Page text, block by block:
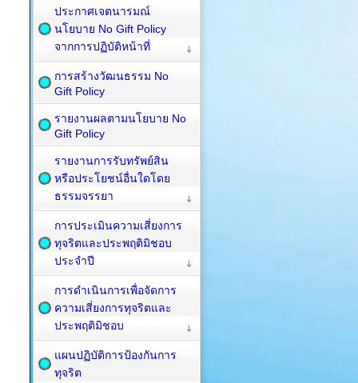
ประกาศเจตนารมณ์
นโยบาย No Gift Policy
จากการปฏิบัติหน้าที่
การสร้างวัฒนธรรม No
Gift Policy
รายงานผลตามนโยบาย No
Gift Policy
รายงานการรับทรัพย์สิน
หรือประโยชน์อื่นใดโดย
ธรรมจรรยา
การประเมินความเสี่ยงการ
ทุจริตและประพฤติมิชอบ
ประจำปี
การดำเนินการเพื่อจัดการ
ความเสี่ยงการทุจริตและ
ประพฤติมิชอบ
แผนปฏิบัติการป้องกันการ
ทุจริต